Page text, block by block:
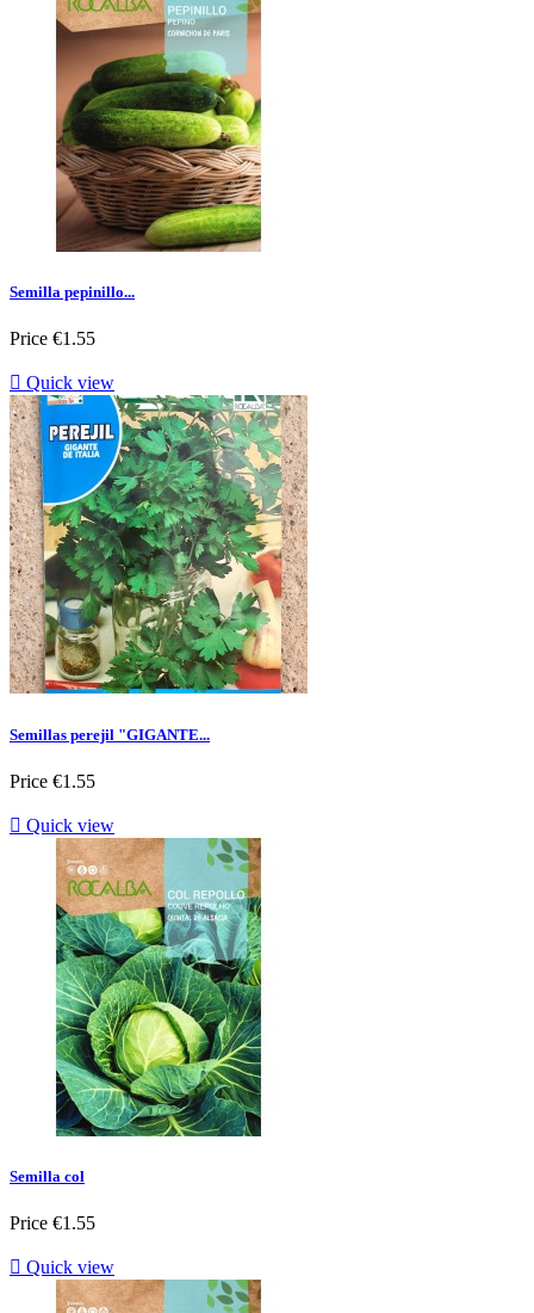
Semilla pepinillo...
Price €1.55
 Quick view
Semillas perejil "GIGANTE...
Price €1.55
 Quick view
Semilla col
Price €1.55
 Quick view